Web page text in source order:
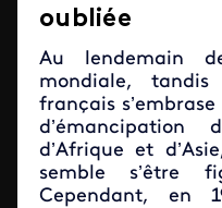
oubliée
Au lendemain
mondiale, tandis
français
d’émancipation
d’Afrique et
semble s’être
Cependant, en